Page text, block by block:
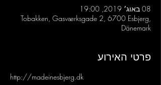
08 באוג׳ 2019, 19:00
Tobakken, Gasværksgade 2, 6700 Esbjerg,
Dänemark
פרטי האירוע
http://madeinesbjerg.dk